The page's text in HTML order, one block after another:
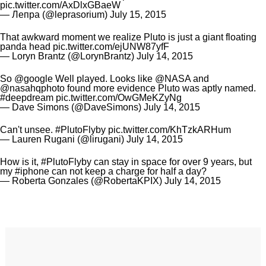
pic.twitter.com/AxDlxGBaeW
— Лепра (@leprasorium) July 15, 2015
That awkward moment we realize Pluto is just a giant floating
panda head pic.twitter.com/ejUNW87yfF
— Loryn Brantz (@LorynBrantz) July 14, 2015
So @google Well played. Looks like @NASAand
@nasahqphoto found more evidence Pluto was aptly named.
#deepdream pic.twitter.com/OwGMeKZyNg
— Dave Simons (@DaveSimons) July 14, 2015
Can't unsee. #PlutoFlyby pic.twitter.com/KhTzkARHum
— Lauren Rugani (@lirugani) July 14, 2015
How is it, #PlutoFlyby can stay in space for over 9 years, but
my #iphone can not keep a charge for half a day?
— Roberta Gonzales (@RobertaKPIX) July 14, 2015